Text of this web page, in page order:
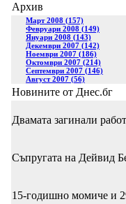
Архив
Март 2008 (157)
Февруари 2008 (149)
Януари 2008 (143)
Декември 2007 (142)
Ноември 2007 (186)
Октомври 2007 (214)
Септември 2007 (146)
Август 2007 (56)
Новините от Днес.бг
Двамата загинали
Съпругата на Дейвид
15-годишно момиче и